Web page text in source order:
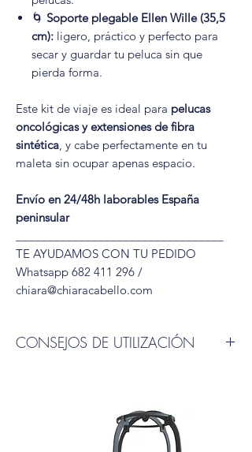
🌀 Soporte plegable Ellen Wille (35,5
cm): ligero, práctico y perfecto para
secar y guardar tu peluca sin que
pierda forma.
Este kit de viaje es ideal para pelucas
oncológicas y extensiones de fibra
sintética, y cabe perfectamente en tu
maleta sin ocupar apenas espacio.
Envío en 24/48h laborables España
peninsular
TE AYUDAMOS CON TU PEDIDO
Whatsapp 682 411 296 /
chiara@chiaracabello.com
CONSEJOS DE UTILIZACIÓN
Te explicamos paso a paso cómo utilizar
los productos y accesorios específicos
para mantenerla suave, con forma y